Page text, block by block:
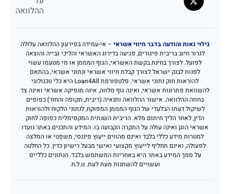
ההלוואה
גילוי נאות והודעה בדבר חיווי אשראי – אי-עמידה בפירעון ההלוואה עלולה
לגרור חיוב בריבית פיגורים, פגיעה בדירוג האשראי והליכי גבייה והוצאה
לפועל. לצורך בחינת בקשת האשראי, הגוף המממן או מי מטעמו עשוי
לפנות לבנק ישראל לצורך קבלת חיווי אשראי ונתוני אשראי, בהתאם
להוראות חוק נתוני אשראי. פלטפורמת Loan4All היא כלי טכנולוגי
להשוואת פתרונות אשראי, ואינה גוף מלווה, אינה מנפיקה אשראי ואינה צד
בחוזה ההלוואה. אישור ההלוואה ותנאיה (ריבית, תקופה והחזר) כפופים
לשיקול דעתו הבלעדי של הגוף המממן המפוקח, לנתוני הלקוח ולהוראות
הדין, לאחר הליך חיתום מלא. הריבית השנתית המקסימלית כפופה לחוק
אשראי הוגן ואינה עולה על התקרה הקבועה בו. המידע והתכנים באתר נועדו
למטרות מידע כללי בלבד ואינם מהווים ייעוץ פיננסי, משפטי או המלצה
לפעולה, ואינם תחליף לייעוץ מקצועי ואישי מבעל רישיון כדין. כל החלטה
על סמך המידע באתר היא באחריות המשתמש בלבד. הנתונים כלליים
ועשויים להשתנות מעת לעת. ט.ל.ח.